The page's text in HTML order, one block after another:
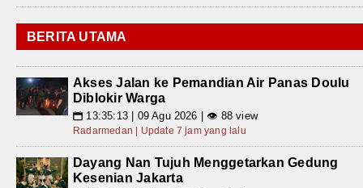
BERITA UTAMA
Akses Jalan ke Pemandian Air Panas Doulu
Diblokir Warga
📅 13:35:13 | 09 Agu 2026 | 👁 88 view
Radarmedan | Update 7 jam yang lalu
Dayang Nan Tujuh Menggetarkan Gedung
Kesenian Jakarta